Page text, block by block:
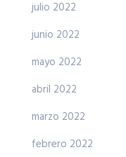
julio 2022
junio 2022
mayo 2022
abril 2022
marzo 2022
febrero 2022